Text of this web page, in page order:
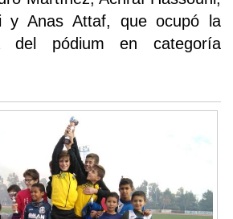
y Anas Attaf, que ocupó la
del pódium en categoría